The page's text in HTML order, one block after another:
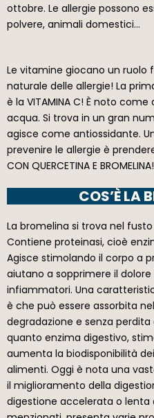
ottobre. Le allergie possono
polvere, animali domestici…
Le vitamine giocano un
naturale delle allergie! La
è la VITAMINA C! È noto
acqua. Si trova in un gran
agisce come antiossidante.
prevenire le allergie è
CON QUERCETINA E BROMELINA!
COS’È LA
La bromelina si trova nel
Contiene proteinasi, cioè
Agisce stimolando il corpo a
aiutano a sopprimere il dolore
infiammatori. Una
è che può essere assorbita
degradazione e senza
quanto enzima digestivo,
aumenta la biodisponibilità
alimenti. Oggi è nota una
il miglioramento della
digestione accelerata o lenta